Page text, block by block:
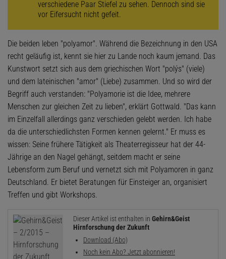
verschiedene Paar Stiefel zu sehen. Dennoch sind sie
vor Eifersucht nicht gefeit.
Die beiden leben "polyamor". Während die Bezeichnung in den USA
recht geläufig ist, kennt sie hier zu Lande noch kaum jemand. Das
Kunstwort setzt sich aus dem griechischen Wort "polýs" (viele)
und dem lateinischen "amor" (Liebe) zusammen. Und so wird der
Begriff auch verstanden: "Polyamorie ist die Idee, mehrere
Menschen zur gleichen Zeit zu lieben", erklärt Gottwald. "Das kann
im Einzelfall allerdings ganz verschieden gelebt werden. Ich habe
da die unterschiedlichsten Formen kennen gelernt." Er muss es
wissen: Seine frühere Tätigkeit als Theaterregisseur hat der 44-
Jährige an den Nagel gehängt, seitdem macht er seine
Lebensform zum Beruf und vernetzt sich mit Polyamoren in ganz
Deutschland. Er bietet Beratungen für Einsteiger an, organisiert
Treffen und gibt Workshops.
Dieser Artikel ist enthalten in Gehirn&Geist
Hirnforschung der Zukunft
Download (Abo)
Noch kein Abo? Jetzt abonnieren!